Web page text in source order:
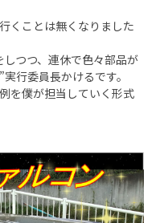
くことは無くなりました
つつ、連休で色々部品が
行委員長かけるです。
を僕が担当していく形式